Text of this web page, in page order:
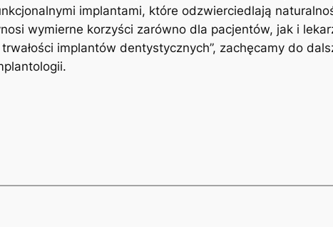
implantami, które odzwierciedlają
wymierne korzyści zarówno dla pacjentów, jak i
implantów dentystycznych”, zachęcamy do